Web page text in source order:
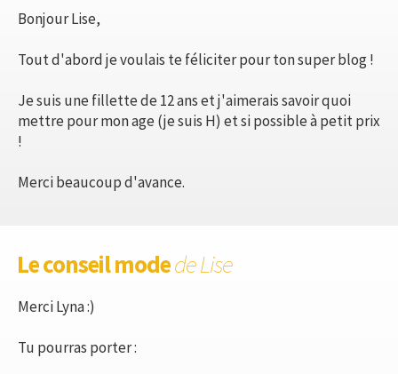
Bonjour Lise,
Tout d'abord je voulais te féliciter pour ton super blog !
Je suis une fillette de 12 ans et j'aimerais savoir quoi
mettre pour mon age (je suis H) et si possible à petit prix
!
Merci beaucoup d'avance.
Le conseil modede Lise
Merci Lyna :)
Tu pourras porter :